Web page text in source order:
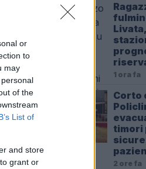
or
to
may
of the
List of
and store
grant or
1 ora fa
Corto
timori
2 ore fa